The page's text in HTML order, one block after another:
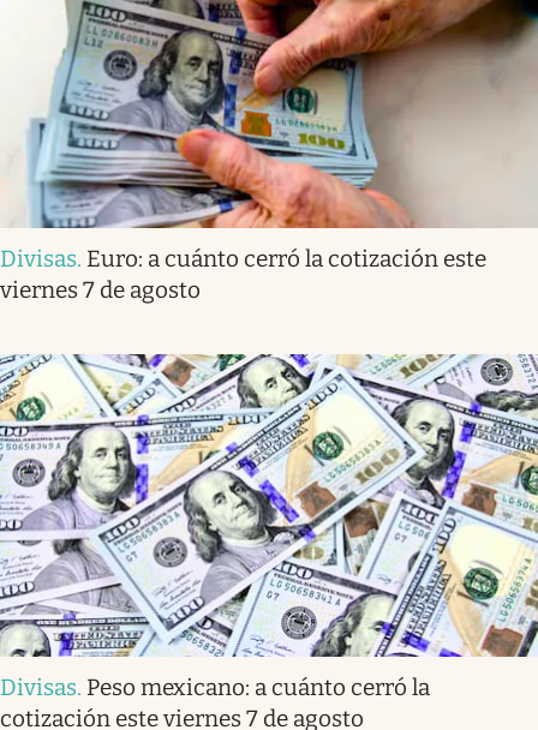
Divisas. Euro: a cuánto cerró la cotización este
viernes 7 de agosto
Divisas. Peso mexicano: a cuánto cerró la
cotización este viernes 7 de agosto